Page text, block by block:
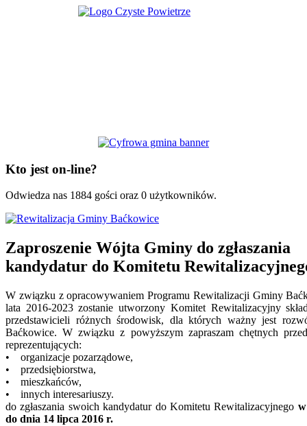
Kto jest on-line?
Odwiedza nas 1884 gości oraz 0 użytkowników.
Zaproszenie Wójta Gminy do zgłaszania
kandydatur do Komitetu
W związku z opracowywaniem Programu Rewitalizacji Gminy
lata 2016-2023 zostanie utworzony Komitet Rewitalizacyjny
przedstawicieli różnych środowisk, dla których ważny jest
Baćkowice. W związku z powyższym zapraszam chętnych
reprezentujących:
• organizacje pozarządowe,
• przedsiębiorstwa,
• mieszkańców,
• innych interesariuszy.
do zgłaszania swoich kandydatur do Komitetu Rewitalizacyjnego
do dnia 14 lipca 2016 r.